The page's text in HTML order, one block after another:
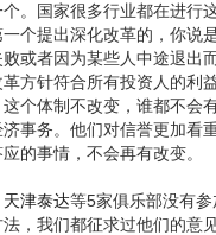
。国家很多行业都在进行
个提出深化改革的，你说
者因为某些人中途退出
针符合所有投资人的利
个体制不改变，谁都不会
事务。他们对信誉更加看
的事情，不会再有改变。
天津泰达等5家俱乐部没有参
我们都征求过他们的意